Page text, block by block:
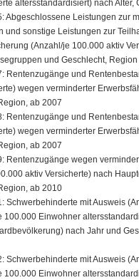
altersstandardisiert) nach Alter,
Abgeschlossene Leistungen zur
und sonstige Leistungen zur
(Anzahl/je 100.000 aktiv
und Geschlecht,
Rentenzugänge und
wegen verminderter
ab 2007
Rentenzugänge und
wegen verminderter
ab 2007
Rentenzugänge wegen
aktiv Versicherte) nach
ab 2010
Schwerbehinderte mit Ausweis
100.000 Einwohner
nach Jahr und
Schwerbehinderte mit Ausweis
100.000 Einwohner